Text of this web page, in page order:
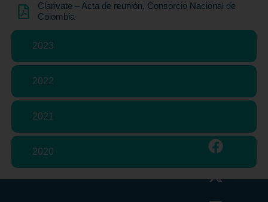
2023
2022
2021
2020
Clarivate – Acta de reunión, Consorcio Nacional de
Colombia